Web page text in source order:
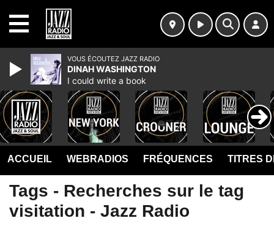
ACCUEIL WEBRADIOS FRÉQUENCES TITRES
Tags - Recherches sur le tag
visitation - Jazz Radio
VOUS ÉCOUTEZ JAZZ RADIO
DINAH WASHINGTON
I could write a book